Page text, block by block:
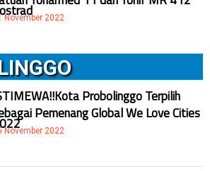
November 2022
Probolinggo Terpilih
Pemenang Global We Love Cities
November 2022